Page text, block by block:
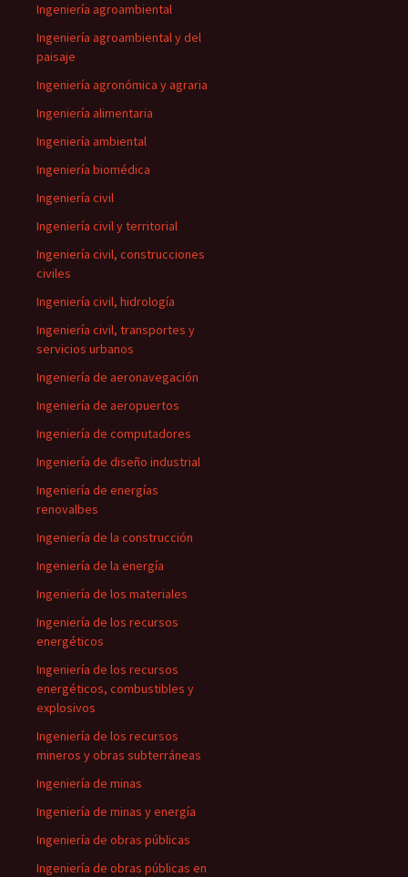
Ingeniería agroambiental
Ingeniería agroambiental y del
paisaje
Ingeniería agronómica y agraria
Ingeniería alimentaria
Ingeniería ambiental
Ingeniería biomédica
Ingeniería civil
Ingeniería civil y territorial
Ingeniería civil, construcciones
civiles
Ingeniería civil, hidrología
Ingeniería civil, transportes y
servicios urbanos
Ingeniería de aeronavegación
Ingeniería de aeropuertos
Ingeniería de computadores
Ingeniería de diseño industrial
Ingeniería de energías
renovalbes
Ingeniería de la construcción
Ingeniería de la energía
Ingeniería de los materiales
Ingeniería de los recursos
energéticos
Ingeniería de los recursos
energéticos, combustibles y
explosivos
Ingeniería de los recursos
mineros y obras subterráneas
Ingeniería de minas
Ingeniería de minas y energía
Ingeniería de obras públicas
Ingeniería de obras públicas en